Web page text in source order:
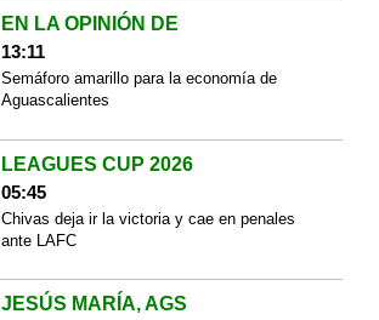
EN LA OPINIÓN DE
13:11
Semáforo amarillo para la economía de
Aguascalientes
LEAGUES CUP 2026
05:45
Chivas deja ir la victoria y cae en penales
ante LAFC
JESÚS MARÍA, AGS